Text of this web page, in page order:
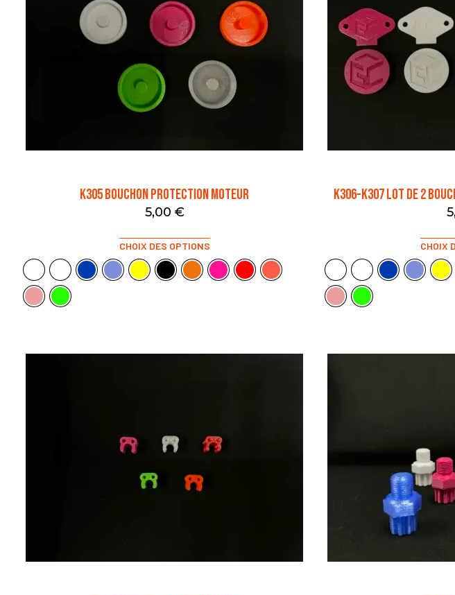
K305 BOUCHON PROTECTION MOTEUR
5,00 €
CHOIX DES OPTIONS
K306-K307 LOT DE 2
CHOIX